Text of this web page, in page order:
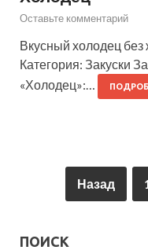
Оставьте комментарий
Вкусный холодец без
Категория: Закуски
«Холодец»:…
Назад 1
ПОИСК